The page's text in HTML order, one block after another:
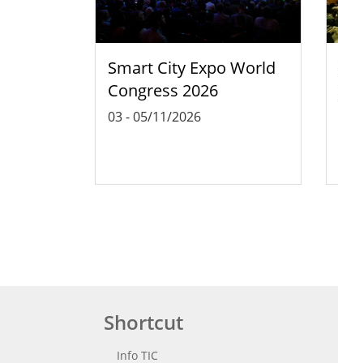
Smart City Expo World
Congress 2026
03-05/11/2026
Shortcut
Info TIC